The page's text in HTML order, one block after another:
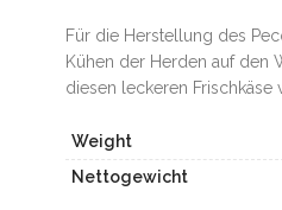
Für die Herstellung des
Kühen der Herden auf den
diesen leckeren Frischkäse
Weight
Nettogewicht